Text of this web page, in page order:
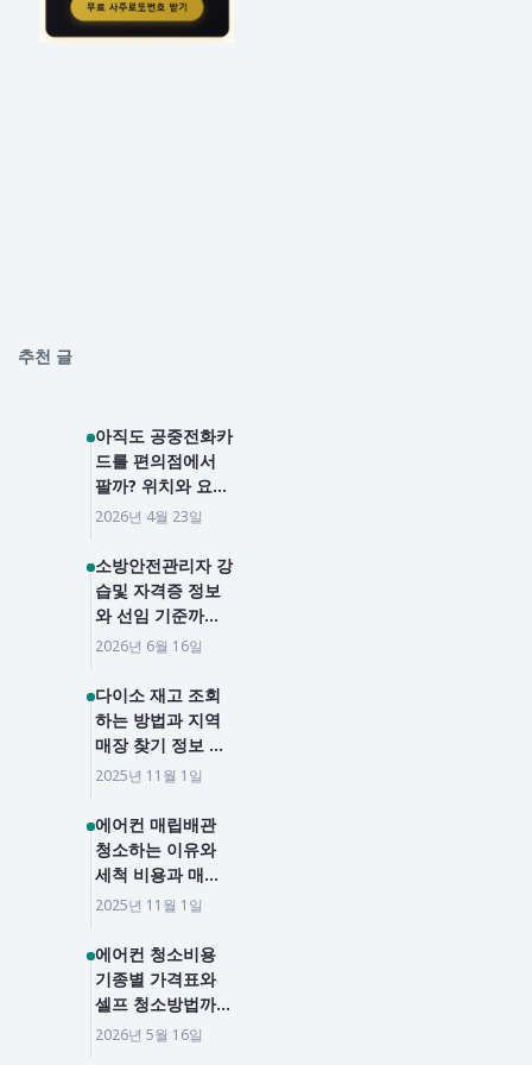
추천 글
아직도 공중전화카
드를 편의점에서
팔까? 위치와 요금
까지 단번에 총정
2026년 4월 23일
소방안전관리자 강
습및 자격증 정보
와 선임 기준까지,
2026년 정보 총정
2026년 6월 16일
다이소 재고 조회
하는 방법과 지역
매장 찾기 정보 확
인하기
2025년 11월 1일
에어컨 매립배관
청소하는 이유와
세척 비용과 매립
배관 일반배과 차
2025년 11월 1일
에어컨 청소비용
기종별 가격표와
셀프 청소방법까지
총정리
2026년 5월 16일